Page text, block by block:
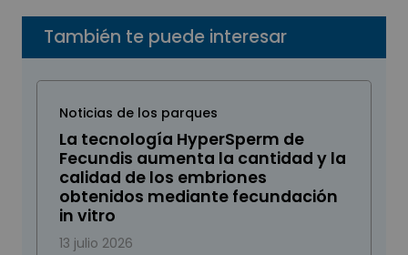
También te puede interesar
Noticias de los parques
La tecnología HyperSperm de
Fecundis aumenta la cantidad y la
calidad de los embriones
obtenidos mediante fecundación
in vitro
13 julio 2026